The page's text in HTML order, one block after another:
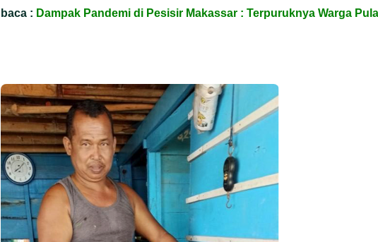
baca : Dampak Pandemi di Pesisir Makassar : Terpuruknya Warga